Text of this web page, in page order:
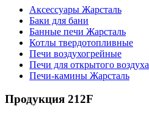
Аксессуары Жарсталь
Баки для бани
Банные печи Жарсталь
Котлы твердотопливные
Печи воздухогрейные
Печи для открытого воздуха
Печи-камины Жарсталь
Продукция 212F